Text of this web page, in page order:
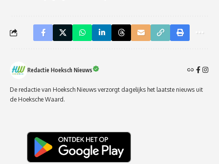
Redactie Hoeksch Nieuws
De redactie van Hoeksch Nieuws verzorgt dagelijks het laatste nieuws uit
de Hoeksche Waard.